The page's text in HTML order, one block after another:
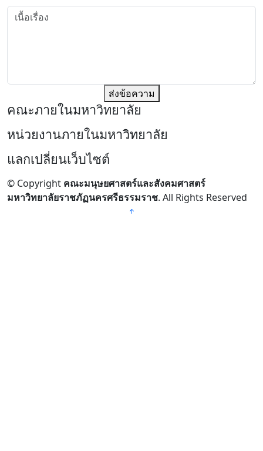
ส่งข้อความ
คณะภายในมหาวิทยาลัย
หน่วยงานภายในมหาวิทยาลัย
แลกเปลี่ยนเว็บไซต์
© Copyright คณะมนุษยศาสตร์และสังคมศาสตร์
มหาวิทยาลัยราชภัฏนครศรีธรรมราช. All Rights Reserved